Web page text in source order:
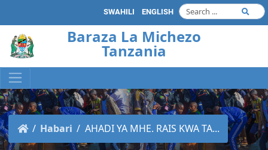
ENGLISH
SWAHILI
Baraza La Michezo
Tanzania
Habari AHADI YA MHE. RAIS KWA TA...